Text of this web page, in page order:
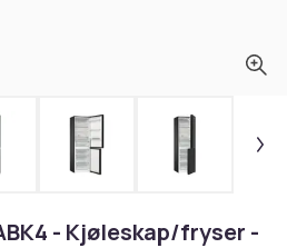
- Kjøleskap/fryser -